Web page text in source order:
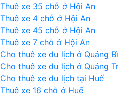
Thuê xe 35 chỗ ở Hội An
Thuê xe 4 chỗ ở Hội An
Thuê xe 45 chỗ ở Hội An
Thuê xe 7 chỗ ở Hội An
Cho thuê xe du lịch ở Quảng
Cho thuê xe du lịch ở Quảng
Cho thuê xe du lịch tại Huế
Thuê xe 16 chỗ ở Huế